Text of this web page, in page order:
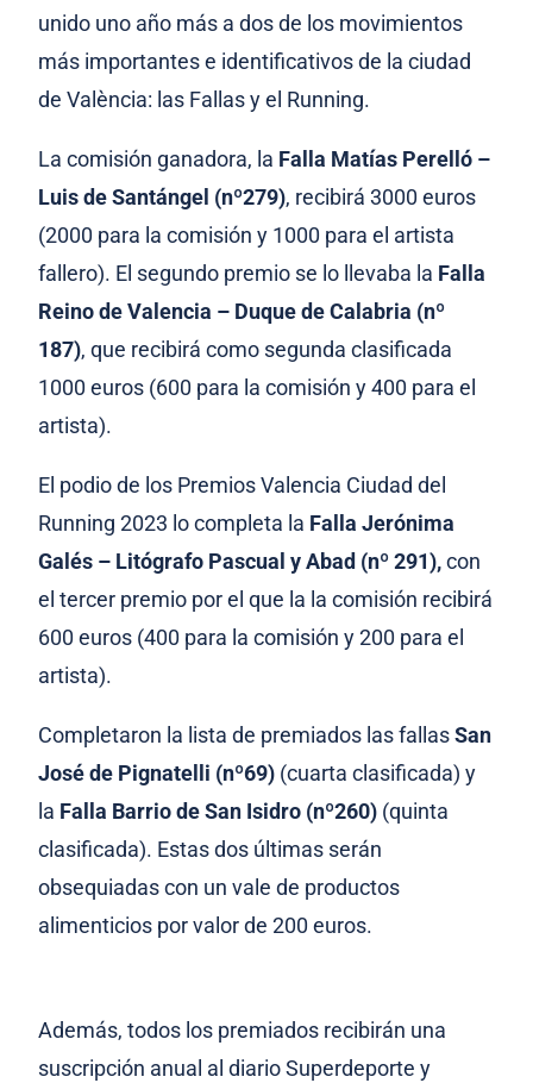
unido uno año más a dos de los movimientos
más importantes e identificativos de la ciudad
de València: las Fallas y el Running.
La comisión ganadora, la Falla Matías Perelló –
Luis de Santángel (nº279), recibirá 3000 euros
(2000 para la comisión y 1000 para el artista
fallero). El segundo premio se lo llevaba la Falla
Reino de Valencia – Duque de Calabria (nº
187), que recibirá como segunda clasificada
1000 euros (600 para la comisión y 400 para el
artista).
El podio de los Premios Valencia Ciudad del
Running 2023 lo completa la Falla Jerónima
Galés – Litógrafo Pascual y Abad (nº 291),con
el tercer premio por el que la la comisión recibirá
600 euros (400 para la comisión y 200 para el
artista).
Completaron la lista de premiados las fallasSan
José de Pignatelli (nº69) (cuarta clasificada) y
la Falla Barrio de San Isidro (nº260) (quinta
clasificada). Estas dos últimas serán
obsequiadas con un vale de productos
alimenticios por valor de 200 euros.
Además, todos los premiados recibirán una
suscripción anual al diario Superdeporte y